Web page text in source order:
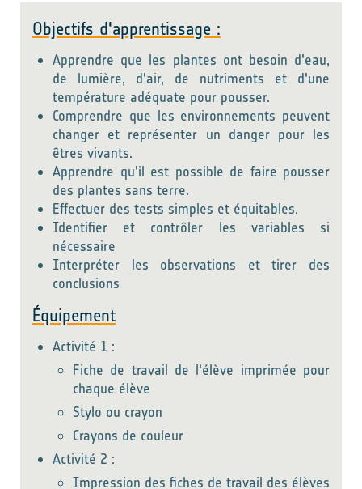
Objectifs d'apprentissage :
Apprendre que les plantes ont besoin d'eau,
de lumière, d'air, de nutriments et d'une
température adéquate pour pousser.
Comprendre que les environnements peuvent
changer et représenter un danger pour les
êtres vivants.
Apprendre qu'il est possible de faire pousser
des plantes sans terre.
Effectuer des tests simples et équitables.
Identifier et contrôler les variables si
nécessaire
Interpréter les observations et tirer des
conclusions
Équipement
Activité 1 :
Fiche de travail de l'élève imprimée pour
chaque élève
Stylo ou crayon
Crayons de couleur
Activité 2 :
Impression des fiches de travail des élèves